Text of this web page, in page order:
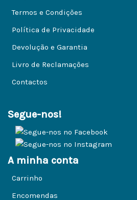
Termos e Condições
Política de Privacidade
Devolução e Garantia
Livro de Reclamações
Contactos
Segue-nos!
A minha conta
Carrinho
Encomendas